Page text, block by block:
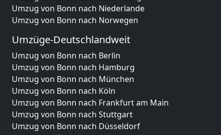
Umzug von Bonn nach Niederlande
Umzug von Bonn nach Norwegen
Umzüge-Deutschlandweit
Umzug von Bonn nach Berlin
Umzug von Bonn nach Hamburg
Umzug von Bonn nach München
Umzug von Bonn nach Köln
Umzug von Bonn nach Frankfurt am Main
Umzug von Bonn nach Stuttgart
Umzug von Bonn nach Düsseldorf